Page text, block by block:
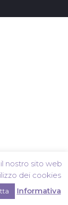
nostro sito web
dei cookies
Informativa